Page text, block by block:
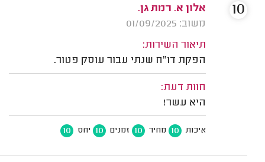
אלון א. רמת גן.
משוב: 01/09/2025
תיאור השירות:
הפקת דו"ח שנתי עבור עוסק פטור.
חוות דעת:
היא עשר!
איכות 10 מחיר 10 זמנים 10 יחס 10
10